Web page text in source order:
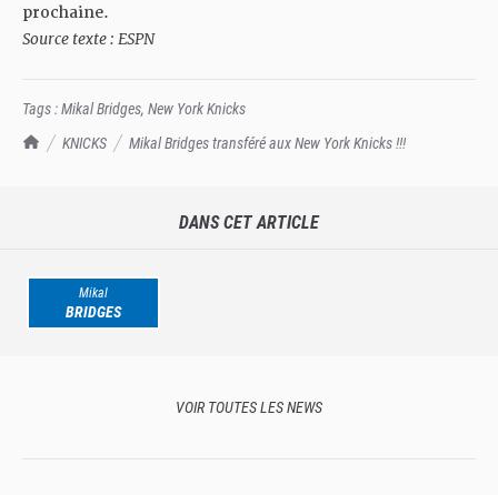
TrashTalk Actu NBA
KNICKS Mikal Bridges transféré aux New York Knicks !!!
prochaine.
Source texte : ESPN
Tags :Mikal Bridges, New York Knicks
DANS CET ARTICLE
Mikal
BRIDGES
VOIR TOUTES LES NEWS